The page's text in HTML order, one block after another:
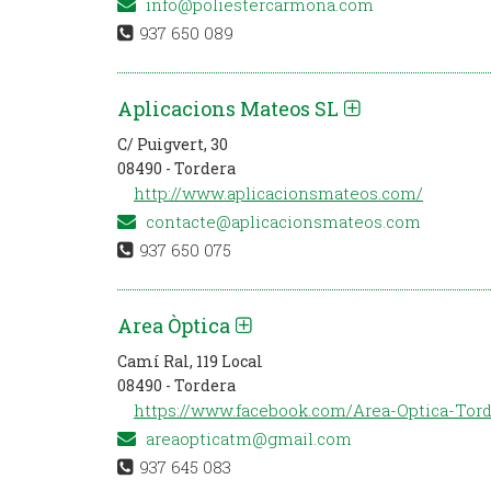
info@poliestercarmona.com
937 650 089
Aplicacions Mateos SL
C/ Puigvert, 30
08490 - Tordera
http://www.aplicacionsmateos.com/
contacte@aplicacionsmateos.com
937 650 075
Area Òptica
Camí Ral, 119 Local
08490 - Tordera
https://www.facebook.com/Area-Optica-
areaopticatm@gmail.com
937 645 083